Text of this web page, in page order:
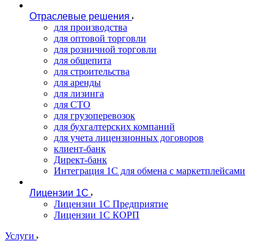
Отраслевые решения
для производства
для оптовой торговли
для розничной торговли
для общепита
для строительства
для аренды
для лизинга
для СТО
для грузоперевозок
для бухгалтерских компаний
для учета лицензионных договоров
клиент-банк
Директ-банк
Интеграция 1C для обмена с маркетплейсами
Лицензии 1С
Лицензии 1С Предприятие
Лицензии 1С КОРП
Услуги